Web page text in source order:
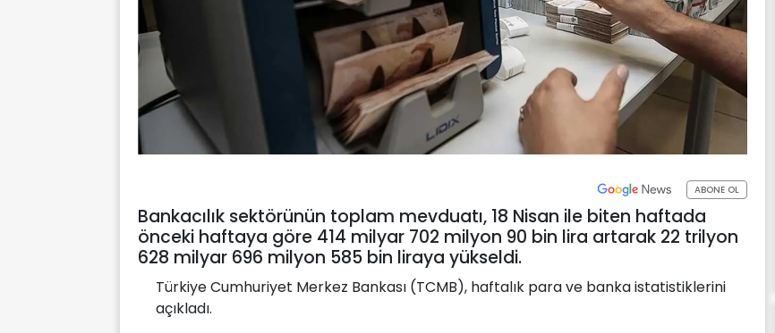
ABONE OL
Bankacılık sektörünün toplam mevduatı, 18 Nisan ile biten haftada
önceki haftaya göre 414 milyar 702 milyon 90 bin lira artarak 22 trilyon
628 milyar 696 milyon 585 bin liraya yükseldi.
Türkiye Cumhuriyet Merkez Bankası (TCMB), haftalık para ve banka istatistiklerini
açıkladı.